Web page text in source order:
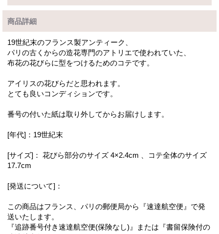
商品詳細
19世紀末のフランス製アンティーク、
パリの古くからの造花専門のアトリエで使われていた、
布花の花びらに型をつけるためのコテです。
アイリスの花びらだと思われます。
とても良いコンディションです。
番号の付いた紙は取り外してからお届けします。
[年代]：19世紀末
[サイズ]： 花びら部分のサイズ 4×2.4cm 、コテ全体のサイズ
17.7cm
[発送について]：
この商品はフランス、パリの郵便局から『速達航空便』で発
送いたします。
『追跡番号付き速達航空便(保険なし)』または『書留保険付の